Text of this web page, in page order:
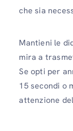
che sia
Mantieni le
mira a
Se opti per
15 secondi o
attenzione